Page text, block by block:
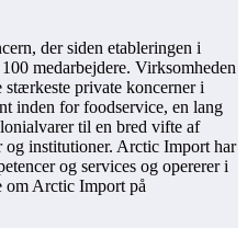
der siden etableringen i
medarbejdere. Virksomheden
private koncerner i
inden for foodservice, en lang
til en bred vifte af
institutioner. Arctic Import har
og services og opererer i
om Arctic Import på